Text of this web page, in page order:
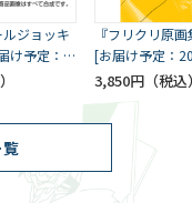
ジョッキ
け予定：
『フリクリ原
[お届け予定：
旬]
3,850円